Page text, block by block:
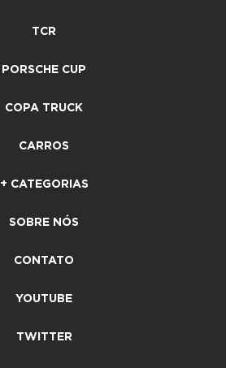
TCR
PORSCHE CUP
COPA TRUCK
CARROS
+ CATEGORIAS
SOBRE NÓS
CONTATO
YOUTUBE
TWITTER